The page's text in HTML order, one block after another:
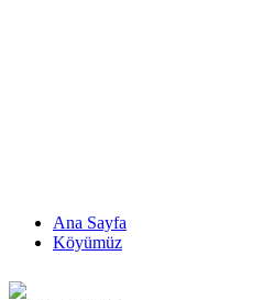
Ana Sayfa
Köyümüz